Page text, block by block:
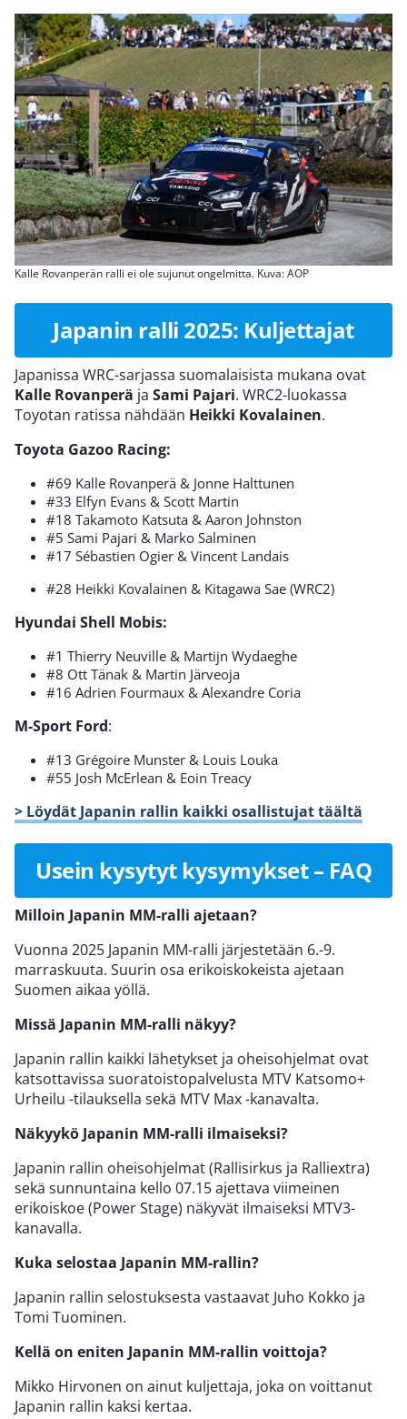
Kalle Rovanperän ralli ei ole sujunut ongelmitta. Kuva: AOP
Japanin ralli 2025: Kuljettajat
Japanissa WRC-sarjassa suomalaisista mukana ovat
Kalle Rovanperä ja Sami Pajari. WRC2-luokassa
Toyotan ratissa nähdään Heikki Kovalainen.
Toyota Gazoo Racing:
#69 Kalle Rovanperä & Jonne Halttunen
#33 Elfyn Evans & Scott Martin
#18 Takamoto Katsuta & Aaron Johnston
#5 Sami Pajari & Marko Salminen
#17 Sébastien Ogier & Vincent Landais
#28 Heikki Kovalainen & Kitagawa Sae (WRC2)
Hyundai Shell Mobis:
#1 Thierry Neuville & Martijn Wydaeghe
#8 Ott Tänak & Martin Järveoja
#16 Adrien Fourmaux & Alexandre Coria
M-Sport Ford:
#13 Grégoire Munster & Louis Louka
#55 Josh McErlean & Eoin Treacy
> Löydät Japanin rallin kaikki osallistujat täältä
Usein kysytyt kysymykset – FAQ
Milloin Japanin MM-ralli ajetaan?
Vuonna 2025 Japanin MM-ralli järjestetään 6.-9.
marraskuuta. Suurin osa erikoiskokeista ajetaan
Suomen aikaa yöllä.
Missä Japanin MM-ralli näkyy?
Japanin rallin kaikki lähetykset ja oheisohjelmat ovat
katsottavissa suoratoistopalvelusta MTV Katsomo+
Urheilu -tilauksella sekä MTV Max -kanavalta.
Näkyykö Japanin MM-ralli ilmaiseksi?
Japanin rallin oheisohjelmat (Rallisirkus ja Ralliextra)
sekä sunnuntaina kello 07.15 ajettava viimeinen
erikoiskoe (Power Stage) näkyvät ilmaiseksi MTV3-
kanavalla.
Kuka selostaa Japanin MM-rallin?
Japanin rallin selostuksesta vastaavat Juho Kokko ja
Tomi Tuominen.
Kellä on eniten Japanin MM-rallin voittoja?
Mikko Hirvonen on ainut kuljettaja, joka on voittanut
Japanin rallin kaksi kertaa.